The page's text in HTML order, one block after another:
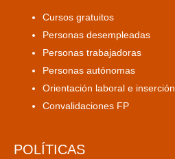
Cursos gratuitos
Personas desempleadas
Personas trabajadoras
Personas autónomas
Orientación laboral e inserción
Convalidaciones FP
POLÍTICAS